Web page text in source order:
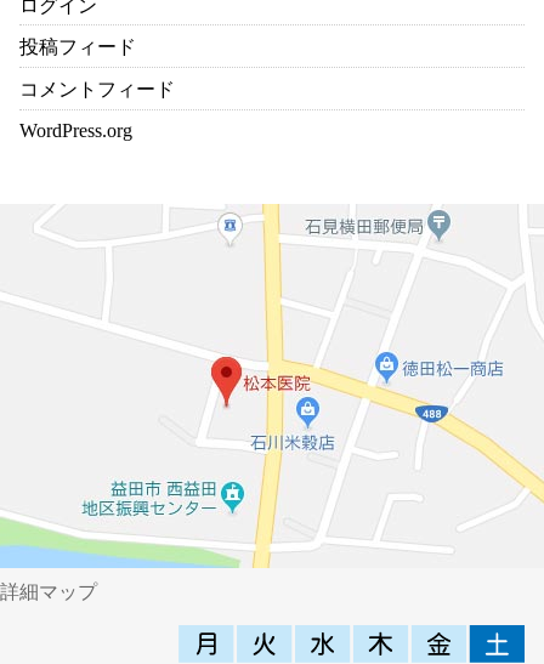
ログイン
投稿フィード
コメントフィード
WordPress.org
詳細マップ